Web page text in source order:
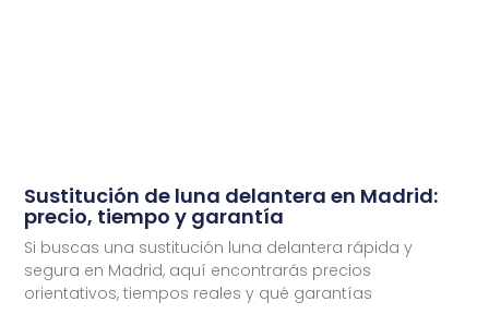
Sustitución de luna delantera en Madrid:
precio, tiempo y garantía
Si buscas una sustitución luna delantera rápida y
segura en Madrid, aquí encontrarás precios
orientativos, tiempos reales y qué garantías